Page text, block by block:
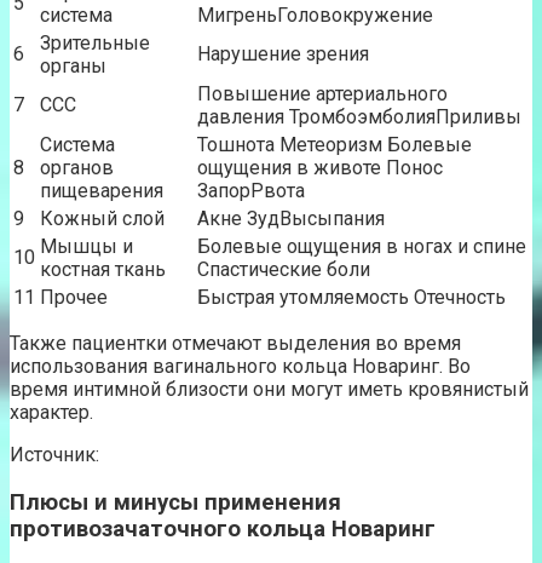
система
МигреньГоловокружение
6
Зрительные
органы
Нарушение зрения
7 ССС
Повышение артериального
давления ТромбоэмболияПриливы
8
Система
органов
пищеварения
Тошнота Метеоризм Болевые
ощущения в животе Понос
ЗапорРвота
9
Кожный слой
Акне ЗудВысыпания
10 Мышцы и
костная ткань
Болевые ощущения в ногах и спине
Спастические боли
11 Прочее
Быстрая утомляемость Отечность
Также пациентки отмечают выделения во время
использования вагинального кольца Новаринг. Во
время интимной близости они могут иметь кровянистый
характер.
Источник:
Плюсы и минусы применения
противозачаточного кольца Новаринг